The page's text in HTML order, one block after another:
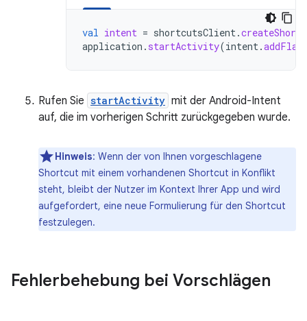
val intent = shortcutsClient.
application . startActivity(intent.
Rufen Sie startActivity mit der Android-Intent
auf, die im vorherigen Schritt zurückgegeben wurde.
Hinweis: Wenn der von Ihnen vorgeschlagene
Shortcut mit einem vorhandenen Shortcut in Konflikt
steht, bleibt der Nutzer im Kontext Ihrer App und wird
aufgefordert, eine neue Formulierung für den Shortcut
festzulegen.
Fehlerbehebung bei Vorschlägen